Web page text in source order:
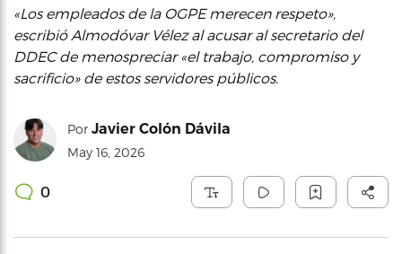
«Los empleados de la OGPE merecen respeto»,
escribió Almodóvar Vélez al acusar al secretario del
DDEC de menospreciar «el trabajo, compromiso y
sacrificio» de estos servidores públicos.
Por Javier Colón Dávila
May 16, 2026
0